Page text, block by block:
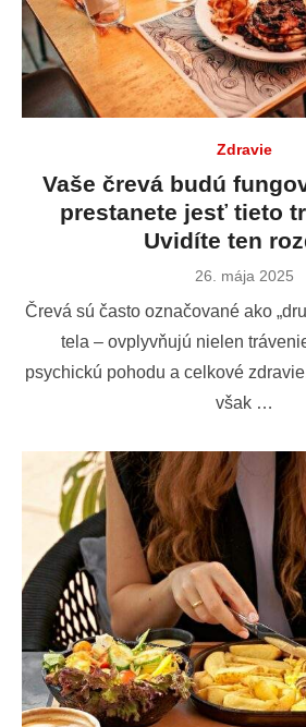
Zdravie
Vaše črevá budú
prestanete jesť tieto
Uvidíte ten
Publikované
26. mája 2025
Črevá sú často označované ako
tela – ovplyvňujú nielen
psychickú pohodu a celkové
však …